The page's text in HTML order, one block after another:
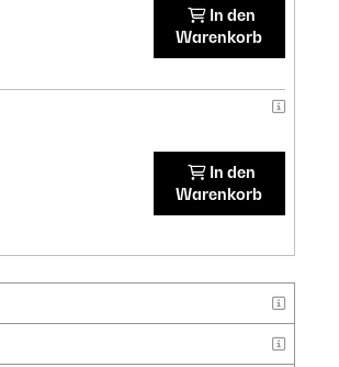
In den
Warenkorb
In den
Warenkorb